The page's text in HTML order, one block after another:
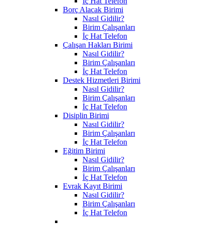
Borç Alacak Birimi
Nasıl Gidilir?
Birim Çalışanları
İç Hat Telefon
Çalışan Hakları Birimi
Nasıl Gidilir?
Birim Çalışanları
İç Hat Telefon
Destek Hizmetleri Birimi
Nasıl Gidilir?
Birim Çalışanları
İç Hat Telefon
Disiplin Birimi
Nasıl Gidilir?
Birim Çalışanları
İç Hat Telefon
Eğitim Birimi
Nasıl Gidilir?
Birim Çalışanları
İç Hat Telefon
Evrak Kayıt Birimi
Nasıl Gidilir?
Birim Çalışanları
İç Hat Telefon